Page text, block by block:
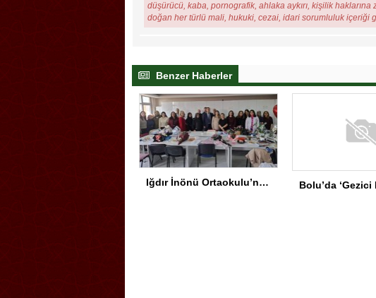
düşürücü, kaba, pornografik, ahlaka aykırı, kişilik
doğan her türlü mali, hukuki, cezai, idari sorumluluk içeriği
Benzer Haberler
Iğdır İnönü Ortaokulu’nda Başarının Arkasında Güçlü Yönetim ve Özverili Eğitim Kadrosu Bulunuyor